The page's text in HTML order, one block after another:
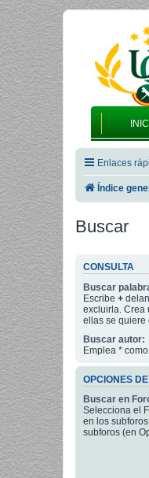
Enlaces
Índice
Buscar
CONSULTA
Buscar
Escribe +
excluirla. Crea
ellas se quiere
Buscar autor:
Emplea *
OPCIONES
Buscar en
Selecciona el
en los
subforos (en